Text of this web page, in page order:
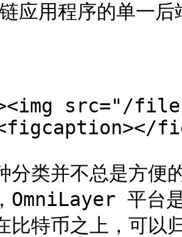
应用程序的单一后
src="/
分类并不总是方便
OmniLayer 平台
比特币之上，可